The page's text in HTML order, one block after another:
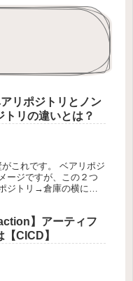
アリポジトリとノン
トリの違いとは？
これです。 ベアリポジ
ージですが、この２つ
ジトリ→倉庫の横にあ
】アーティフ
【CICD】